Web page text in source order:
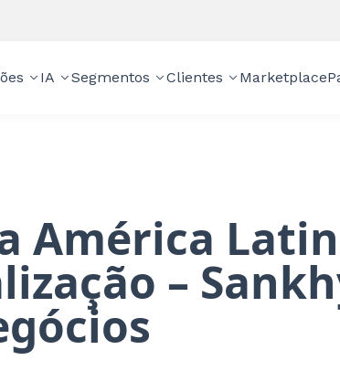
IA Segmentos Clientes Marketplace
América
–